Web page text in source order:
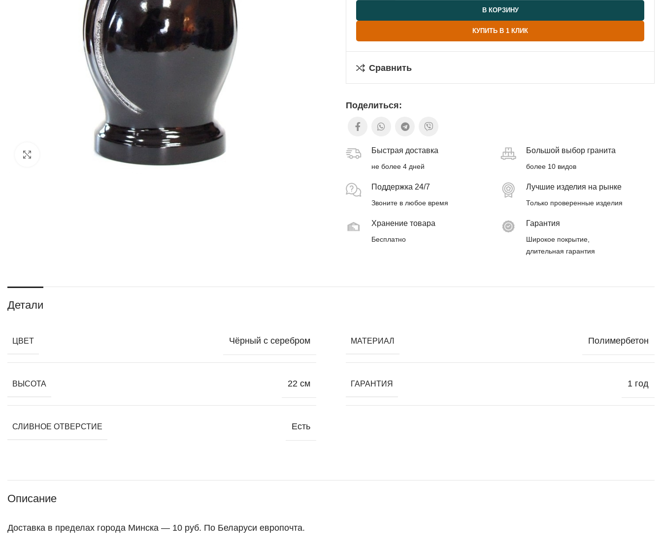
В КОРЗИНУ
КУПИТЬ В 1 КЛИК
Сравнить
Поделиться:
Быстрая доставка
не более 4 дней
Большой выбор гранита
более 10 видов
Поддержка 24/7
Звоните в любое время
Лучшие изделия на рынке
Только проверенные изделия
Хранение товара
Бесплатно
Гарантия
Широкое покрытие,
длительная гарантия
Детали
ЦВЕТ Чёрный с серебром МАТЕРИАЛ Полимербетон
ВЫСОТА 22 см ГАРАНТИЯ 1 год
СЛИВНОЕ ОТВЕРСТИЕ Есть
Описание
Доставка в пределах города Минска — 10 руб. По Беларуси европочта.